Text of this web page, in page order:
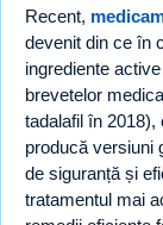
Recent,
devenit din ce în
ingrediente
brevetelor
tadalafil în
producă versiuni
de siguranță și
tratamentul mai